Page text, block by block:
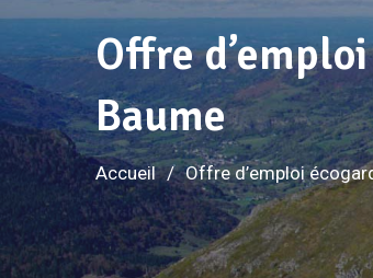
Offre
Baume
Accueil Offre d’emploi